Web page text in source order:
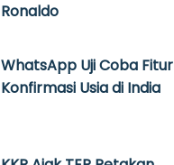
Ronaldo
WhatsApp Uji Coba Fitur
Konfirmasi Usia di India